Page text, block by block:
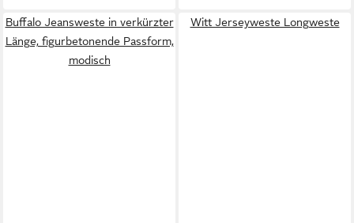
Buffalo Jeansweste in verkürzter
Länge, figurbetonende Passform,
modisch
Witt Jerseyweste Longweste